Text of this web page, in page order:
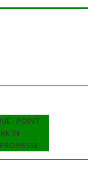
: POINT
IN